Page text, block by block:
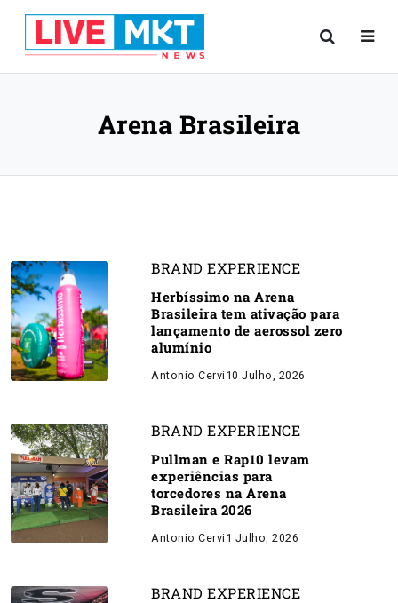
Arena Brasileira
BRAND EXPERIENCE
Herbíssimo na Arena
Brasileira tem ativação para
lançamento de aerossol zero
alumínio
Antonio Cervi 10 Julho, 2026
BRAND EXPERIENCE
Pullman e Rap10 levam
experiências para
torcedores na Arena
Brasileira 2026
Antonio Cervi 1 Julho, 2026
BRAND EXPERIENCE